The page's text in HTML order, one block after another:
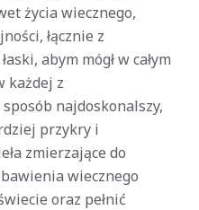
życia wiecznego,
łącznie z
abym mógł w całym
każdej z
najdoskonalszy,
przykry i
zmierzające do
wiecznego
oraz pełnić